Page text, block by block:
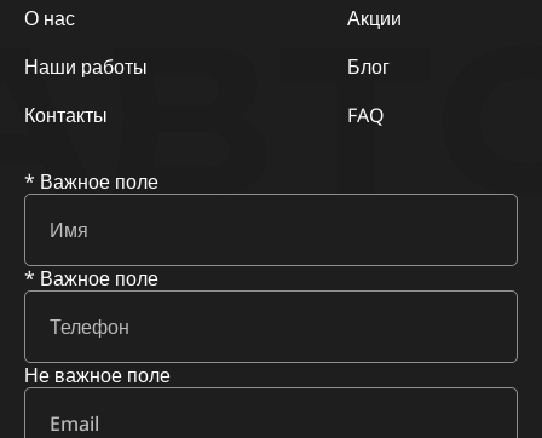
О нас
Наши работы
Контакты
Акции
Блог
FAQ
* Важное поле
* Важное поле
Не важное поле